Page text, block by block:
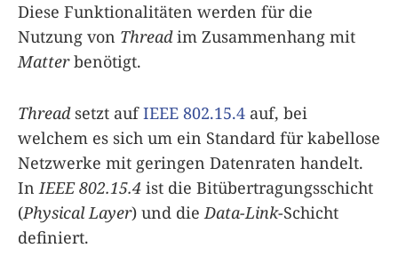
Diese Funktionalitäten werden für die
Nutzung von Threadim Zusammenhang mit
Matterbenötigt.
Threadsetzt aufIEEE 802.15.4 auf, bei
welchem es sich um ein Standard für kabellose
Netzwerke mit geringen Datenraten handelt.
InIEEE 802.15.4 ist die Bitübertragungsschicht
(Physical Layer) und dieData-Link-Schicht
definiert.